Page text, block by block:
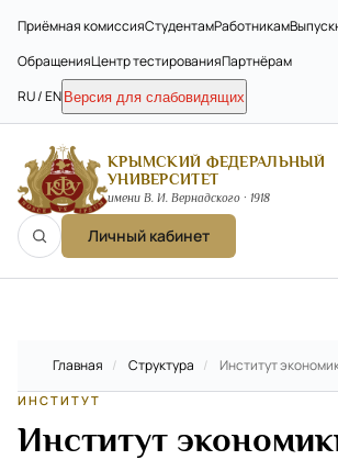
Приёмная комиссияСтудентамРаботникам
ОбращенияЦентр тестированияПартнёрам
RU / EN Версия для слабовидящих
КРЫМСКИЙ ФЕДЕРАЛЬНЫЙ
УНИВЕРСИТЕТ
имени В. И. Вернадского · 1918
Личный кабинет
Главная / Структура / Институт
ИНСТИТУТ
Институт